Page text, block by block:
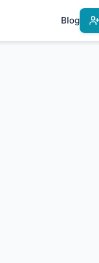
Blog